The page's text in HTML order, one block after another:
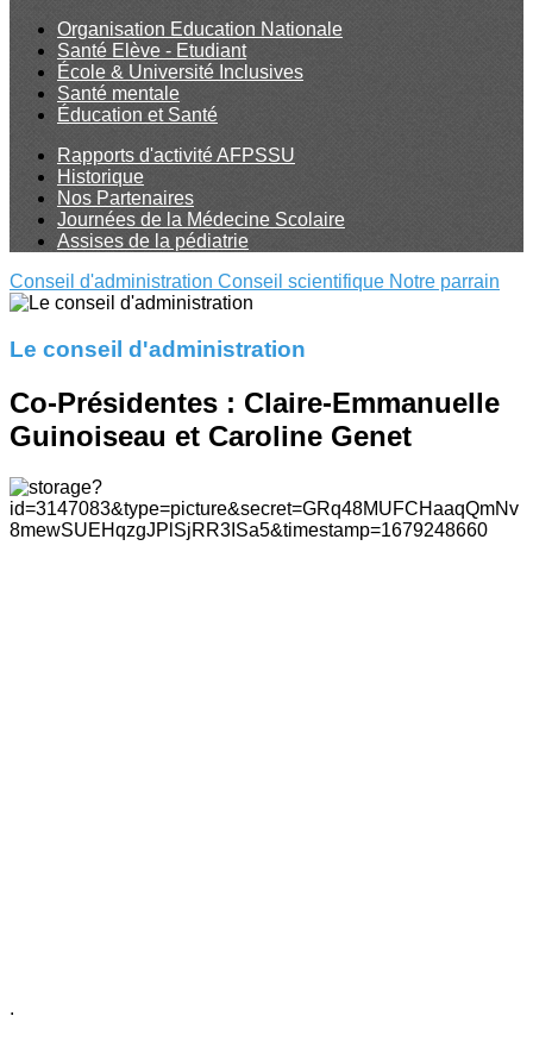
Organisation Education Nationale
Santé Elève - Etudiant
École & Université Inclusives
Santé mentale
Éducation et Santé
Rapports d'activité AFPSSU
Historique
Nos Partenaires
Journées de la Médecine Scolaire
Assises de la pédiatrie
Conseil d'administration Conseil scientifique Notre parrain
Le conseil d'administration
Co-Présidentes : Claire-Emmanuelle
Guinoiseau et Caroline Genet
.